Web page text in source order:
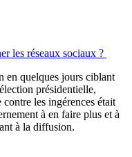
les réseaux sociaux ?
en quelques jours ciblant
présidentielle,
les ingérences était
à en faire plus et à
à la diffusion.